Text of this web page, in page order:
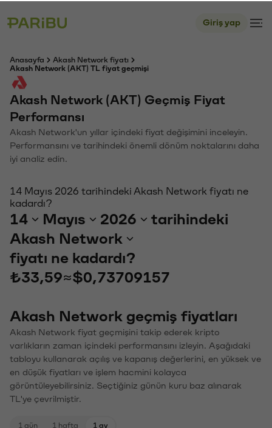
Giriş yap
Anasayfa
Akash Network fiyatı
Akash Network (AKT) TL fiyat geçmişi
Akash Network (AKT) Geçmiş Fiyat
Performansı
Akash Network'un yıllar içindeki fiyat değişimini inceleyin.
Performansını ve tarihindeki önemli dönüm noktalarını daha
iyi analiz edin.
14 Mayıs 2026 tarihindeki Akash Network fiyatı ne
kadardı?
14 Mayıs 2026
tarihindeki
Akash Network
fiyatı ne kadardı?
₺33,59≈$0,73709157
Akash Network geçmiş fiyatları
Akash Network fiyat geçmişini takip ederek kripto
varlıkların zaman içindeki performansını izleyin. Aşağıdaki
tabloyu kullanarak açılış ve kapanış değerlerini, en yüksek ve
en düşük fiyatları ve işlem hacmini kolayca
görüntüleyebilirsiniz. Seçtiğiniz günün kuru baz alınarak
TL'ye çevrilmiştir.
1 gün 1 hafta 1 ay